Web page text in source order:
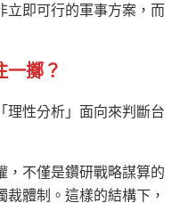
立即可行的軍事方案，而
一擲？
理性分析」面向來判斷台
，不僅是鑽研戰略謀算的
體制。這樣的結構下，